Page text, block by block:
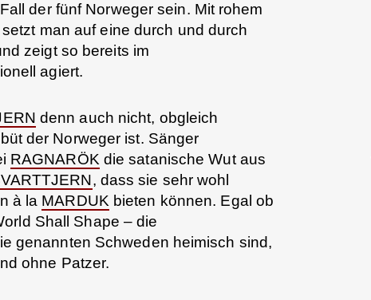
der fünf Norweger sein. Mit rohem
man auf eine durch und durch
zeigt so bereits im
agiert.
denn auch nicht, obgleich
der Norweger ist. Sänger
RAGNARÖKdie satanische Wut aus
, dass sie sehr wohl
à la MARDUKbieten können. Egal ob
Shall Shape – die
genannten Schweden heimisch sind,
ohne Patzer.